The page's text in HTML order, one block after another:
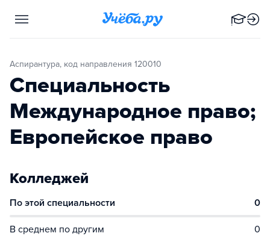
Аспирантура, код направления 120010
Специальность
Международное право;
Европейское право
Колледжей
По этой специальности 0
В среднем по другим 0